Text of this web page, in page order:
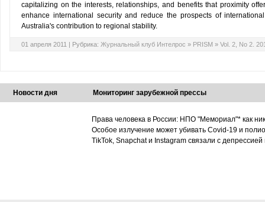
capitalizing on the interests, relationships, and benefits that proximity
enhance international security and reduce the prospects of
Australia's contribution to regional stability.
01 апреля 2011 | Рубрика: Журнальный клуб Интелрос » PRISM » Vol. 2, No 2.
Новости дня Мониторинг зарубежной прессы
Права человека в России: НПО "Мемориал"* как
Особое излучение может убивать Covid-19 и
TikTok, Snapchat и Instagram связали с